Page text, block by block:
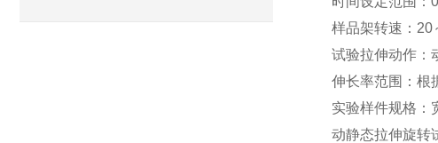
样品架转速：20
试验拉伸动作：
伸长率范围：根
实验样件规格：
动静态拉伸旋转